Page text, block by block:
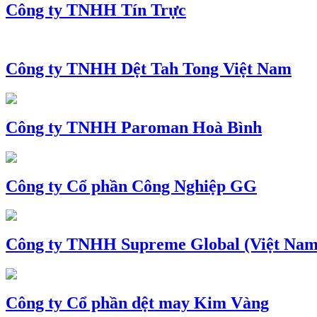
Công ty TNHH Tín Trực
Công ty TNHH Dệt Tah Tong Việt Nam
Công ty TNHH Paroman Hoà Bình
Công ty Cổ phần Công Nghiệp GG
Công ty TNHH Supreme Global (Việt
Công ty Cổ phần dệt may Kim Vàng